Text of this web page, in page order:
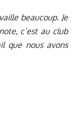
beaucoup. Je
c’est au club
que nous avons